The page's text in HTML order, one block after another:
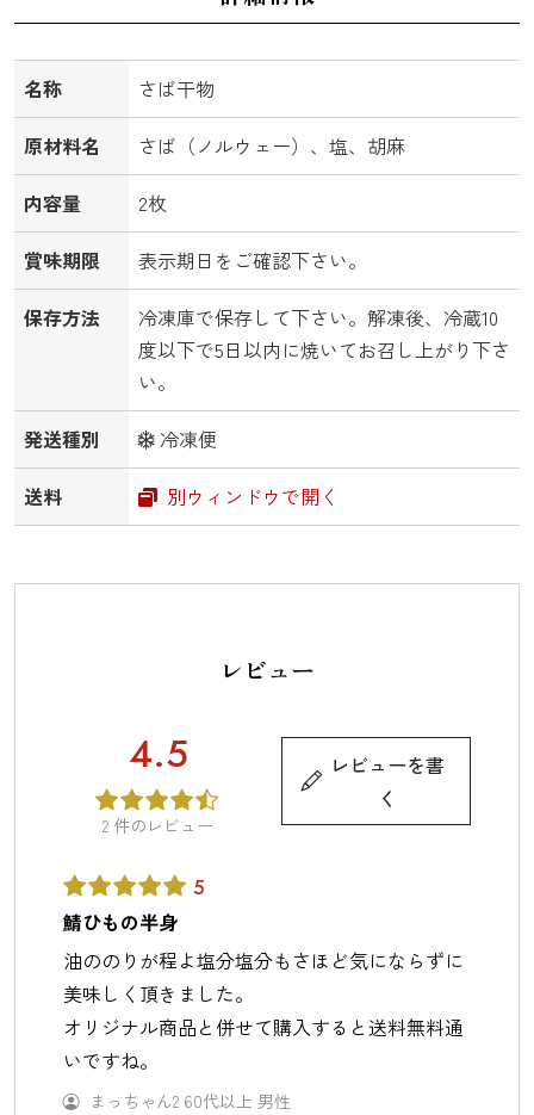
名称
さば干物
原材料名
さば（ノルウェー）、塩、胡麻
内容量
2枚
賞味期限
表示期日をご確認下さい。
保存方法
冷凍庫で保存して下さい。解凍後、冷蔵10
度以下で5日以内に焼いてお召し上がり下さ
い。
発送種別
冷凍便
送料
別ウィンドウで開く
レビュー
4.5
2 件のレビュー
レビューを書
く
5
鯖ひもの半身
油ののりが程よ塩分塩分もさほど気にならずに
美味しく頂きました。
オリジナル商品と併せて購入すると送料無料通
いですね。
まっちゃん2 60代以上 男性